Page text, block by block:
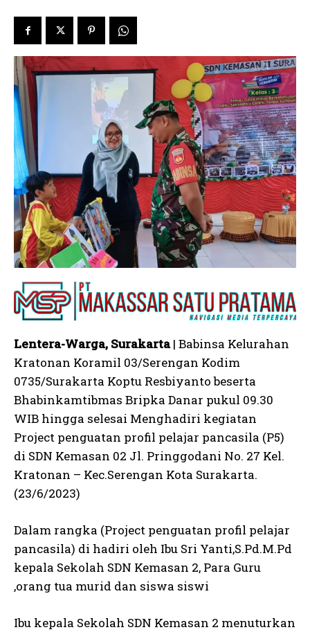
Lentera-Warga, Surakarta| Babinsa Kelurahan
Kratonan Koramil 03/Serengan Kodim
0735/Surakarta Koptu Resbiyanto beserta
Bhabinkamtibmas Bripka Danar pukul 09.30
WIB hingga selesai Menghadiri kegiatan
Project penguatan profil pelajar pancasila (P5)
di SDN Kemasan 02 Jl. Pringgodani No. 27 Kel.
Kratonan – Kec.Serengan Kota Surakarta.
(23/6/2023)
Dalam rangka (Project penguatan profil pelajar
pancasila) di hadiri oleh Ibu Sri Yanti,S.Pd.M.Pd
kepala Sekolah SDN Kemasan 2, Para Guru
,orang tua murid dan siswa siswi
Ibu kepala Sekolah SDN Kemasan 2 menuturkan